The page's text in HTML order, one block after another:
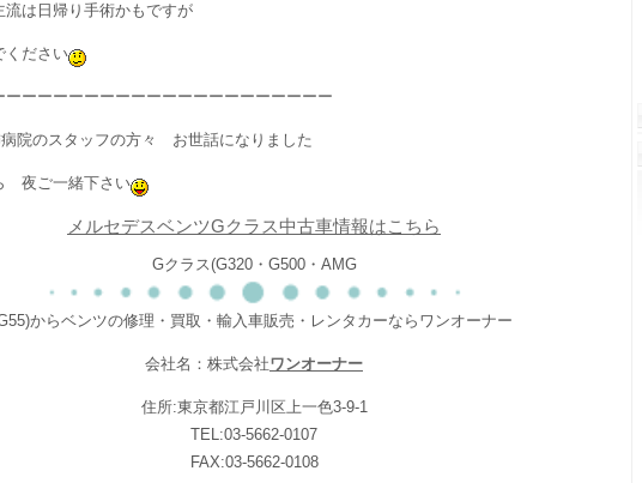
は日帰り手術かもですが
ください
ーーーーーーーーーーーーーーーーーーーーー
院のスタッフの方々 お世話になりました
夜ご一緒下さい
メルセデスベンツGクラス中古車情報はこちら
Gクラス(G320・G500・AMG
からベンツの修理・買取・輸入車販売・レンタカーならワンオーナー
会社名：株式会社ワンオーナー
住所:東京都江戸川区上一色3-9-1
TEL:03-5662-0107
FAX:03-5662-0108